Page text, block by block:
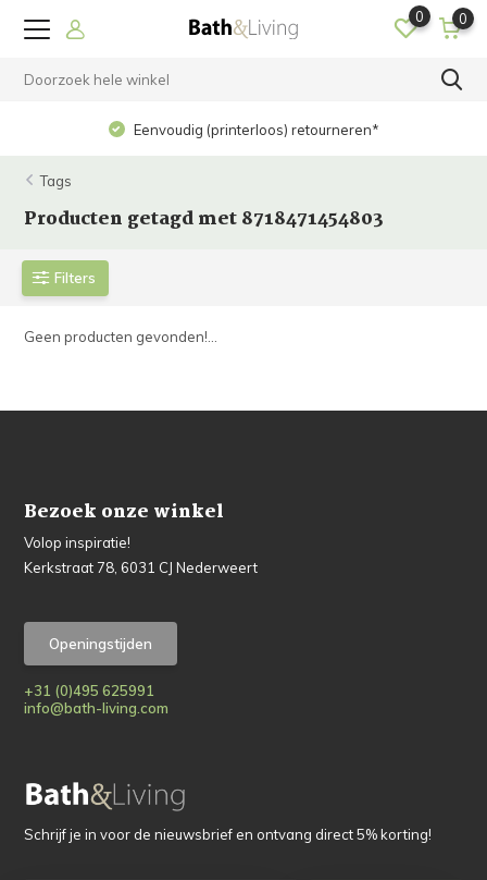
0 0
Eenvoudig (printerloos) retourneren*
Tags
Producten getagd met 8718471454803
Filters
Geen producten gevonden!...
Bezoek onze winkel
Volop inspiratie!
Kerkstraat 78, 6031 CJ Nederweert
Openingstijden
+31 (0)495 625991
info@bath-living.com
Schrijf je in voor de nieuwsbrief en ontvang direct 5% korting!